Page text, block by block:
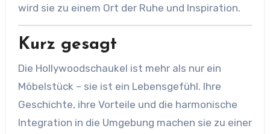
wird sie zu einem Ort der Ruhe und Inspiration.
Kurz gesagt
Die Hollywoodschaukel ist mehr als nur ein
Möbelstück – sie ist ein Lebensgefühl. Ihre
Geschichte, ihre Vorteile und die harmonische
Integration in die Umgebung machen sie zu einer